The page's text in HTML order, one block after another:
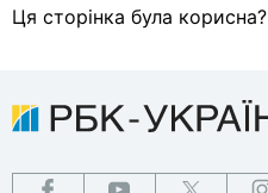
Ця сторінка була корисна?